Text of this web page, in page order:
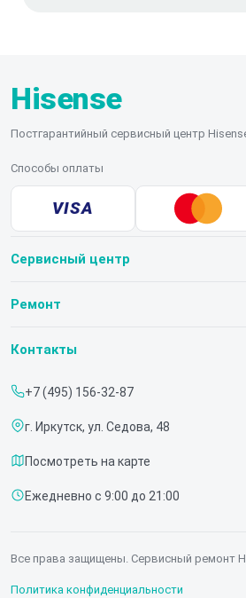
Hisense
Постгарантийный сервисный центр
Способы оплаты
VISA
Сервисный центр
О нашем сервисе
Срочный ремонт
Доставка и способы оплаты
Диагностика
Контакты
Ремонт
Телевизоров
Проекторов
Контакты
+7 (495) 156-32-87
г. Иркутск, ул. Седова, 48
Посмотреть на карте
Ежедневно с 9:00 до 21:00
Все права защищены. Сервисный ремонт
Политика конфиденциальности